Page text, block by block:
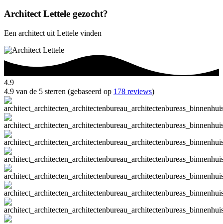
Architect Lettele gezocht?
Een architect uit Lettele vinden
4.9
4.9 van de 5 sterren (gebaseerd op 178 reviews)